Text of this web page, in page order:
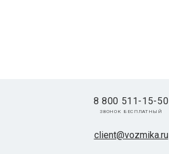
client@vozmika.ru
8 800 511-15-50
звонок бесплатный